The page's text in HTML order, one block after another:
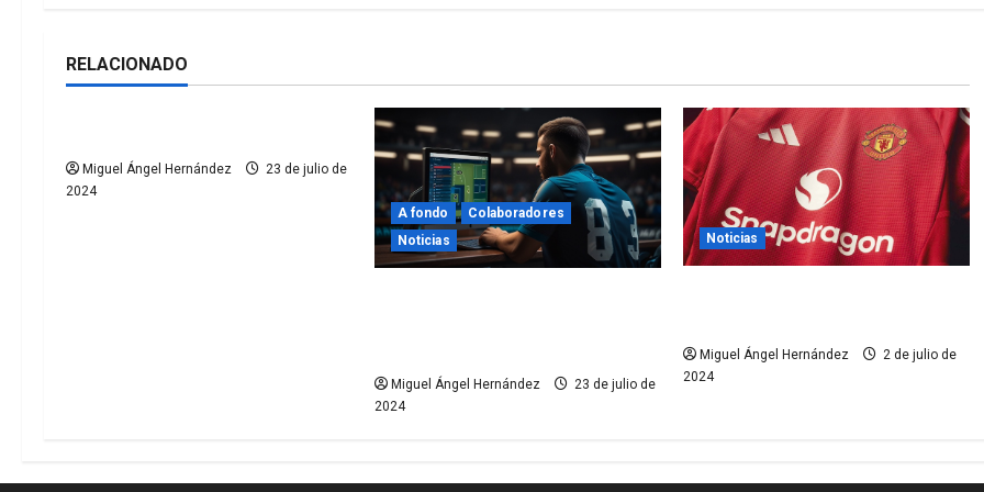
g
i
n
RELACIONADO
Miguel Ángel Hernández
23 de julio de
2024
A fondo
Colaboradores
Noticias
Miguel Ángel Hernández
23 de julio de
2024
Noticias
Miguel Ángel Hernández
2 de julio de
2024